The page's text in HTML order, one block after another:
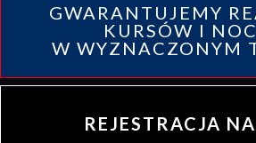
GWARANTUJEMY
KURSÓW I
W WYZNACZONYM
REJESTRACJA